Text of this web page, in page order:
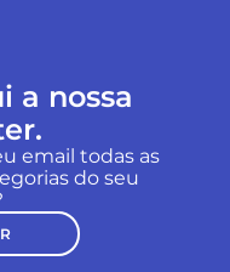
a nossa
email todas as
do seu